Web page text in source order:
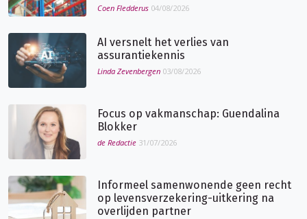
Coen Fledderus 04/08/2026
AI versnelt het verlies van
assurantiekennis
Linda Zevenbergen 03/08/2026
Focus op vakmanschap: Guendalina
Blokker
de Redactie 31/07/2026
Informeel samenwonende geen recht
op levensverzekering-uitkering na
overlijden partner